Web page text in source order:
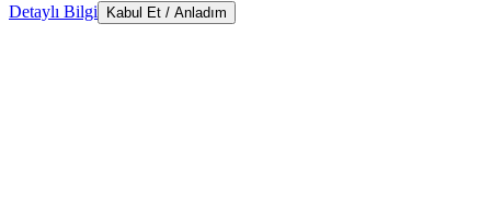
Detaylı Bilgi Kabul Et / Anladım